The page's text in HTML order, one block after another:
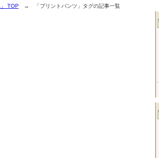
TOP → 「プリントパンツ」タグの記事一覧